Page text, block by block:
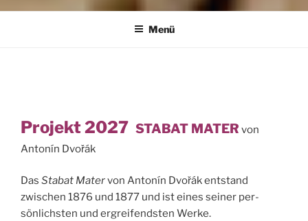
DER RHEINTALER BACHCHOR
Menü
Projekt 2027 STABAT MATER von
Antonín Dvořák
Das Stabat Matervon Antonín Dvořák entstand
zwischen 1876 und 1877 und ist eines seiner per­
sönlichsten und ergreifendsten Werke.